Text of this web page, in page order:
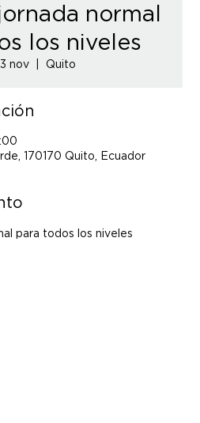
normal
los niveles
nov
  |
Quito
170170 Quito, Ecuador
para todos los niveles